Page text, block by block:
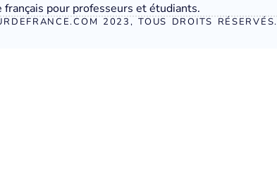
français pour professeurs et étudiants.
2023, TOUS DROITS RÉSERVÉS.